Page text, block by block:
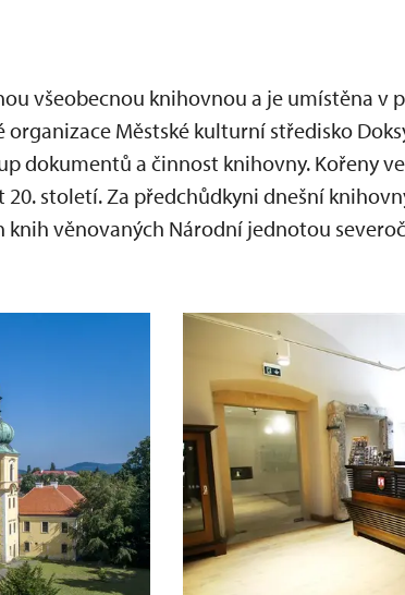
všeobecnou knihovnou a je umístěna v
organizace Městské kulturní středisko
dokumentů a činnost knihovny. Kořeny
20. století. Za předchůdkyni dnešní
věnovaných Národní jednotou